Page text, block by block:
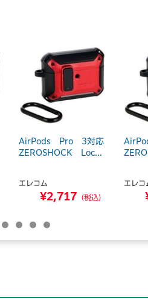
AirPods Pro 3対応
ZEROSHOCK Loc...
エレコム
¥2,717 （税込）
エレコ